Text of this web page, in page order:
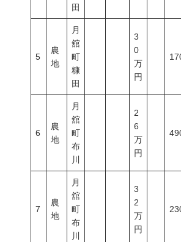
田
5
農
地
月
舘
町
糠
田
3
0
万
円
6
農
地
月
舘
町
布
川
2
6
万
円
7
農
地
月
舘
町
布
川
3
2
万
円